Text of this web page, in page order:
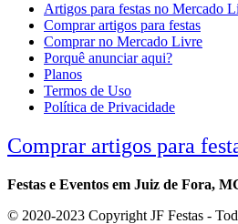
Artigos para festas no Mercado
Comprar artigos para festas
Comprar no Mercado Livre
Porquê anunciar aqui?
Planos
Termos de Uso
Política de Privacidade
Comprar artigos para
Festas e Eventos em Juiz de Fora,
© 2020-2023 Copyright JF Festas -